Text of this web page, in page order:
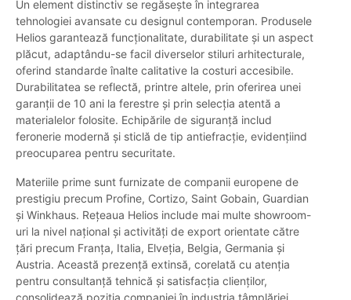
Un element distinctiv se regăsește în integrarea
tehnologiei avansate cu designul contemporan. Produsele
Helios garantează funcționalitate, durabilitate și un aspect
plăcut, adaptându-se facil diverselor stiluri arhitecturale,
oferind standarde înalte calitative la costuri accesibile.
Durabilitatea se reflectă, printre altele, prin oferirea unei
garanții de 10 ani la ferestre și prin selecția atentă a
materialelor folosite. Echipările de siguranță includ
feronerie modernă și sticlă de tip antiefracție, evidențiind
preocuparea pentru securitate.
Materiile prime sunt furnizate de companii europene de
prestigiu precum Profine, Cortizo, Saint Gobain, Guardian
și Winkhaus. Rețeaua Helios include mai multe showroom-
uri la nivel național și activități de export orientate către
țări precum Franța, Italia, Elveția, Belgia, Germania și
Austria. Această prezență extinsă, corelată cu atenția
pentru consultanță tehnică și satisfacția clienților,
consolidează poziția companiei în industria tâmplăriei